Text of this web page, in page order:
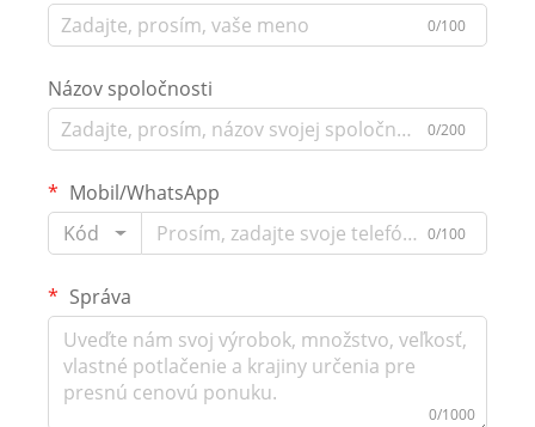
0/100
Názov spoločnosti
0/200
Mobil/WhatsApp
Kód
0/100
Správa
0/1000